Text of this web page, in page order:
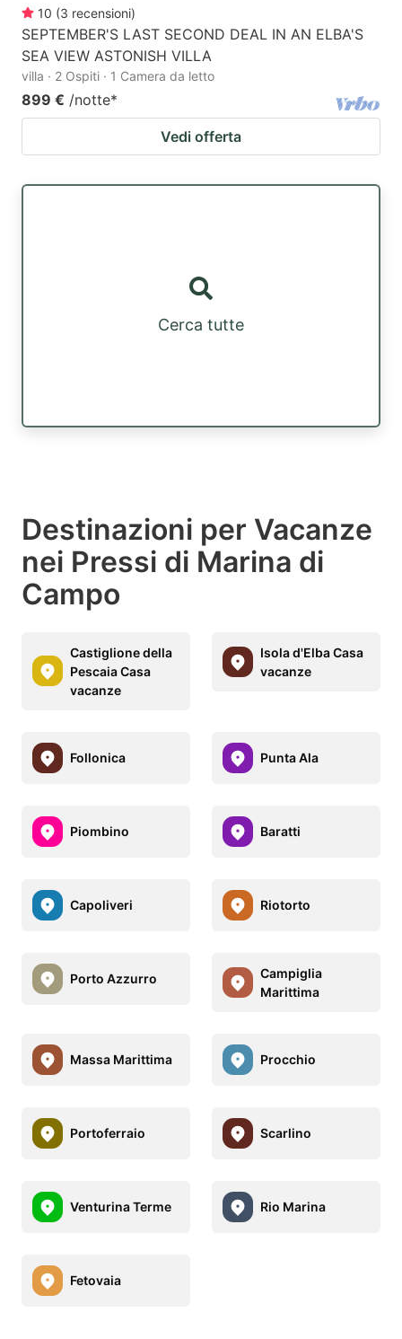
10 (3 recensioni)
SEPTEMBER'S LAST SECOND DEAL IN AN ELBA'S
SEA VIEW ASTONISH VILLA
villa · 2 Ospiti · 1 Camera da letto
899 € /notte*
Vedi offerta
Cerca tutte
Destinazioni per Vacanze
nei Pressi di Marina di
Campo
Castiglione della
Pescaia Casa
vacanze
Isola d'Elba Casa
vacanze
Follonica Punta Ala
Piombino Baratti
Capoliveri Riotorto
Porto Azzurro
Campiglia
Marittima
Massa Marittima Procchio
Portoferraio Scarlino
Venturina Terme Rio Marina
Fetovaia